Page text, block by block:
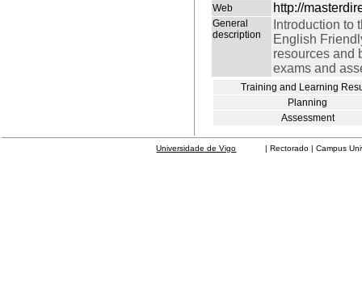
Web
http://
General
description
Introduction to
English
resources and
exams and
Training and Learning
Planning
Assessment
Universidade de Vigo | Rectorado | Campus